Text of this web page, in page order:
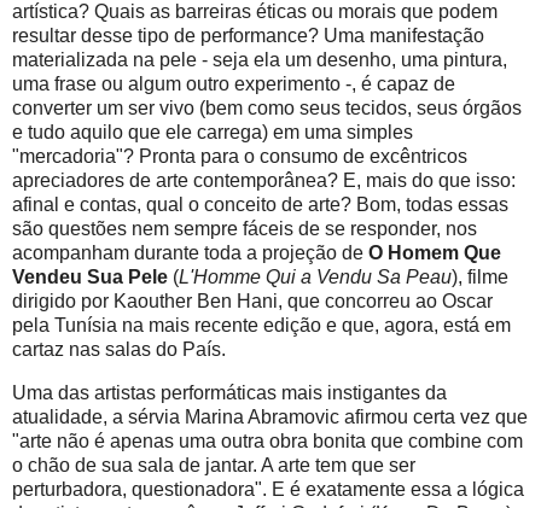
artística? Quais as barreiras éticas ou morais que podem
resultar desse tipo de performance? Uma manifestação
materializada na pele - seja ela um desenho, uma pintura,
uma frase ou algum outro experimento -, é capaz de
converter um ser vivo (bem como seus tecidos, seus órgãos
e tudo aquilo que ele carrega) em uma simples
"mercadoria"? Pronta para o consumo de excêntricos
apreciadores de arte contemporânea? E, mais do que isso:
afinal e contas, qual o conceito de arte? Bom, todas essas
são questões nem sempre fáceis de se responder, nos
acompanham durante toda a projeção de O Homem Que
Vendeu Sua Pele (L'Homme Qui a Vendu Sa Peau), filme
dirigido por Kaouther Ben Hani, que concorreu ao Oscar
pela Tunísia na mais recente edição e que, agora, está em
cartaz nas salas do País.
Uma das artistas performáticas mais instigantes da
atualidade, a sérvia Marina Abramovic afirmou certa vez que
"arte não é apenas uma outra obra bonita que combine com
o chão de sua sala de jantar. A arte tem que ser
perturbadora, questionadora". E é exatamente essa a lógica